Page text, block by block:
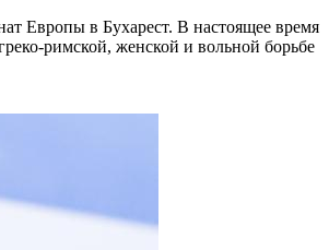
Европы в Бухарест. В настоящее время
римской, женской и вольной борьбе